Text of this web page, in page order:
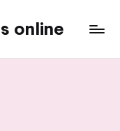
online